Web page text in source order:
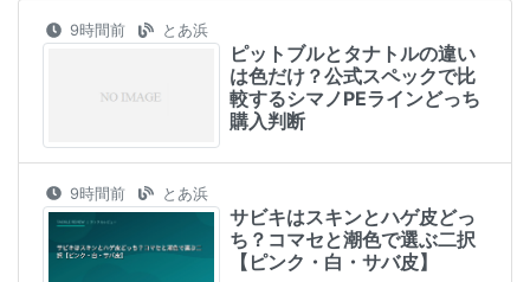
9時間前 とあ浜
ピットブルとタナトルの違い
は色だけ？公式スペックで比
較するシマノPEラインどっち
購入判断
9時間前 とあ浜
サビキはスキンとハゲ皮どっ
ち？コマセと潮色で選ぶ二択
【ピンク・白・サバ皮】